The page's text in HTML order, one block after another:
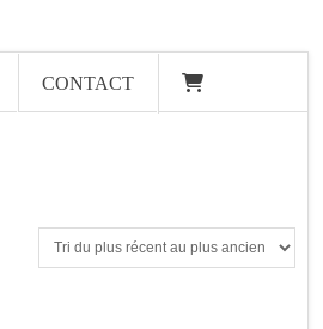
CONTACT